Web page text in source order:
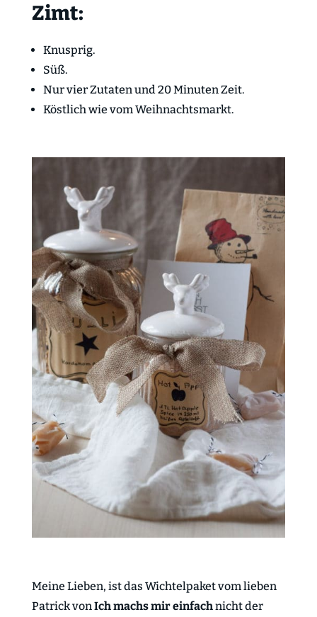
Zimt:
Knusprig.
Süß.
Nur vier Zutaten und 20 Minuten Zeit.
Köstlich wie vom Weihnachtsmarkt.
Meine Lieben, ist das Wichtelpaket vom lieben
Patrick vonIch machs mir einfachnicht der